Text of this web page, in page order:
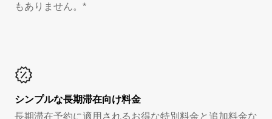
もありません。*
シンプルな長期滞在向け料金
長期滞在予約に適用されるお得な特別料金と追加料金な